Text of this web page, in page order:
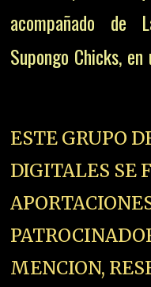
acompañado de
Supongo Chicks, en
ESTE GRUPO
DIGITALES SE
MENCION,